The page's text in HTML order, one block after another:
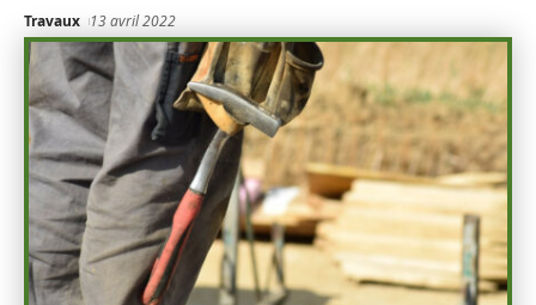
Travaux 13 avril 2022